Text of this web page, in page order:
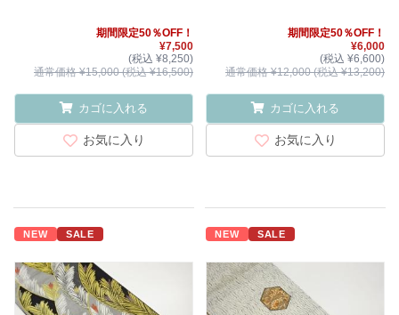
期間限定50％OFF！
¥7,500
(税込 ¥8,250)
通常価格 ¥15,000 (税込 ¥16,500)
カゴに入れる
お気に入り
期間限定50％OFF！
¥6,000
(税込 ¥6,600)
通常価格 ¥12,000 (税込 ¥13,200)
カゴに入れる
お気に入り
NEW SALE NEW SALE